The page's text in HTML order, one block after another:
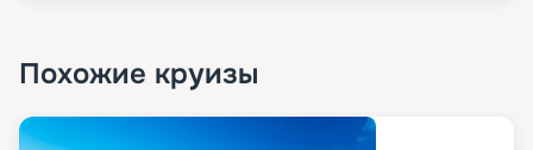
Похожие круизы